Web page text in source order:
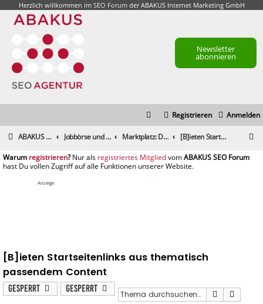
Herzlich willkommen im SEO Forumder ABAKUS Internet Marketing GmbH
Newsletter
abonnieren
Anmelden
Registrieren
ABAKUS Foren-Übersicht Jobbörse und Marktplatz Marktplatz: Dienstleistungen [B]ieten Startseitenlinks aus thematisch passendem Content
registrieren registriertes Mitglied
Anzeige
[B]ieten Startseitenlinks aus thematisch
passendem Content
Gesperrt Gesperrt Suche